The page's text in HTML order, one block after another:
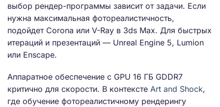
выбор рендер-программы зависит от задачи. Если
нужна максимальная фотореалистичность,
подойдет Corona или V-Ray в 3ds Max. Для быстрых
итераций и презентаций — Unreal Engine 5, Lumion
или Enscape.
Аппаратное обеспечение с GPU 16 ГБ GDDR7
критично для скорости. В контексте Art and Shock,
где обучение фотореалистичному рендерингу